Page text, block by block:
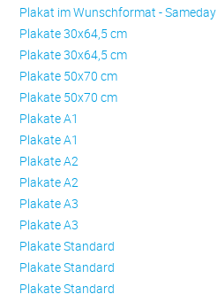
Plakat im Wunschformat - Sameday
Plakate 30x64,5 cm
Plakate 30x64,5 cm
Plakate 50x70 cm
Plakate 50x70 cm
Plakate A1
Plakate A1
Plakate A2
Plakate A2
Plakate A3
Plakate A3
Plakate Standard
Plakate Standard
Plakate Standard